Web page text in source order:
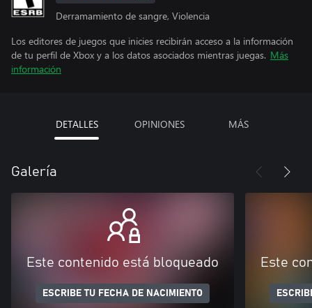
Derramamiento de sangre, Violencia
Los editores de juegos que inicies recibirán acceso a la información
de tu perfil de Xbox y a los datos asociados mientras juegas. Más
información
DETALLES OPINIONES MÁS
Galería
Este contenido está bloqueado
ESCRIBE TU FECHA DE NACIMIENTO
Este